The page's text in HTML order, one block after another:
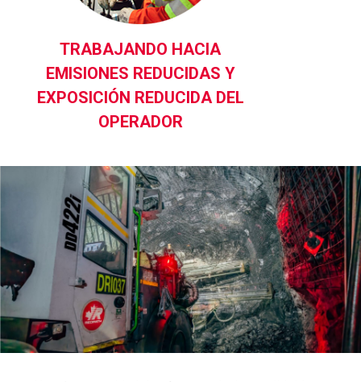
TRABAJANDO HACIA
EMISIONES REDUCIDAS Y
EXPOSICIÓN REDUCIDA DEL
OPERADOR